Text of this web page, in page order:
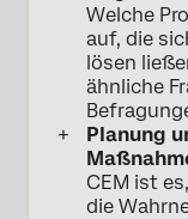
Welche
auf, die
lösen
ähnliche
Planung
CEM ist
die